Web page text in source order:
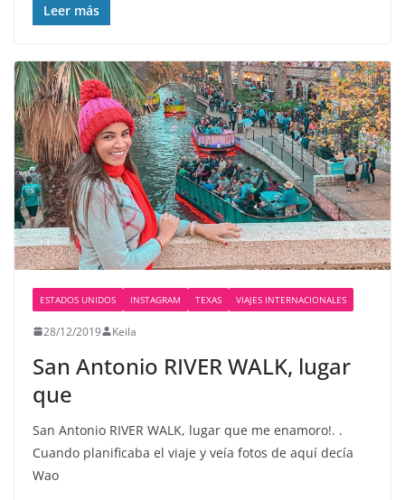
Leer más
ESTADOS UNIDOS INSTAGRAM TEXAS VIAJES INTERNACIONALES
28/12/2019 Keila
San Antonio RIVER WALK, lugar
que
San Antonio RIVER WALK, lugar que me enamoro!. .
Cuando planificaba el viaje y veía fotos de aquí decía
Wao